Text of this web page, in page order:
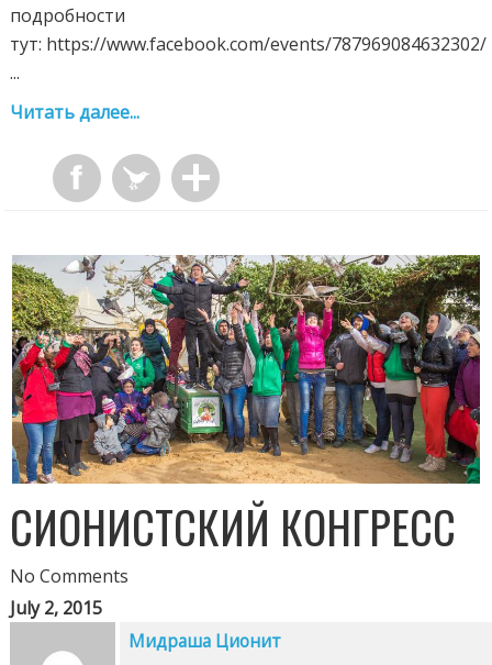
подробности
тут: https://www.facebook.com/events/787969084632302/
...
Читать далее...
СИОНИСТСКИЙ КОНГРЕСС
No Comments
July 2, 2015
Мидраша Ционит